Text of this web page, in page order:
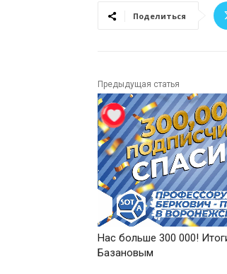
Поделиться
Предыдущая статья
Нас больше 300 000!
Базановым